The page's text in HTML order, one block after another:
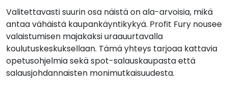
Valitettavasti suurin osa näistä on ala-arvoisia, mikä
antaa vähäistä kaupankäyntikykyä. Profit Fury nousee
valaistumisen majakaksi uraauurtavalla
koulutuskeskuksellaan. Tämä yhteys tarjoaa kattavia
opetusohjelmia sekä spot-salauskaupasta että
salausjohdannaisten monimutkaisuudesta.